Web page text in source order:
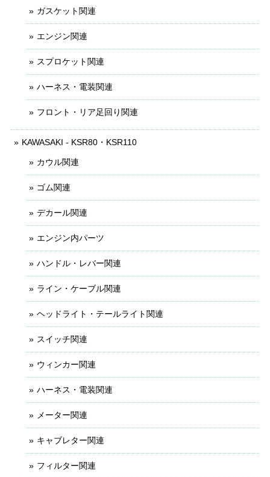
ガスケット関連
エンジン関連
スプロケット関連
ハーネス・電装関連
フロント・リア足回り関連
KAWASAKI - KSR80・KSR110
カウル関連
ゴム関連
デカール関連
エンジン内パーツ
ハンドル・レバー関連
ライン・ケーブル関連
ヘッドライト・テールライト関連
スイッチ関連
ウィンカー関連
ハーネス・電装関連
メーター関連
キャブレター関連
フィルター関連